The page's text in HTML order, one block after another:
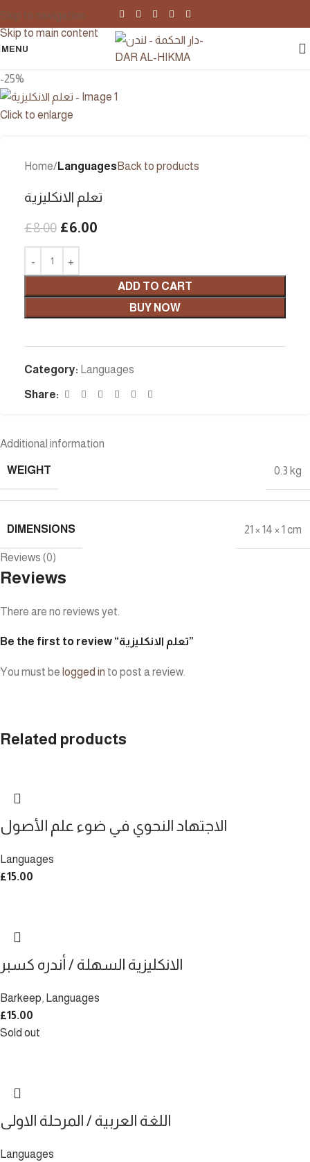
Skip to navigation
Skip to main content
MENU
-25%
Click to enlarge
Home LanguagesBack to products
تعلم الانكليزية
£8.00 £6.00
ADD TO CART
BUY NOW
Category: Languages
Share:
Additional information
WEIGHT 0.3 kg
DIMENSIONS 21 × 14 × 1 cm
Reviews (0)
Reviews
There are no reviews yet.
Be the first to review “تعلم الانكليزية”
You must be logged in to post a review.
Related products
الاجتهاد النحوي في ضوء علم الأصول
Languages
£15.00
الانكليزية السهلة / أندره كسبر
Barkeep Languages
£15.00
Sold out
اللغة العربية / المرحلة الاولى
Languages